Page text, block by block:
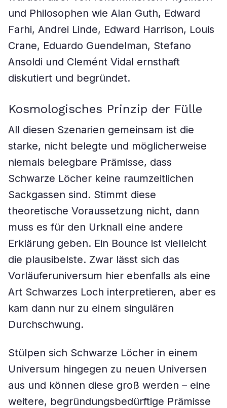
und Philosophen wie Alan Guth, Edward
Farhi, Andrei Linde, Edward Harrison, Louis
Crane, Eduardo Guendelman, Stefano
Ansoldi und Clemént Vidal ernsthaft
diskutiert und begründet.
Kosmologisches Prinzip der Fülle
All diesen Szenarien gemeinsam ist die
starke, nicht belegte und möglicherweise
niemals belegbare Prämisse, dass
Schwarze Löcher keine raumzeitlichen
Sackgassen sind. Stimmt diese
theoretische Voraussetzung nicht, dann
muss es für den Urknall eine andere
Erklärung geben. Ein Bounce ist vielleicht
die plausibelste. Zwar lässt sich das
Vorläuferuniversum hier ebenfalls als eine
Art Schwarzes Loch interpretieren, aber es
kam dann nur zu einem singulären
Durchschwung.
Stülpen sich Schwarze Löcher in einem
Universum hingegen zu neuen Universen
aus und können diese groß werden – eine
weitere, begründungsbedürftige Prämisse